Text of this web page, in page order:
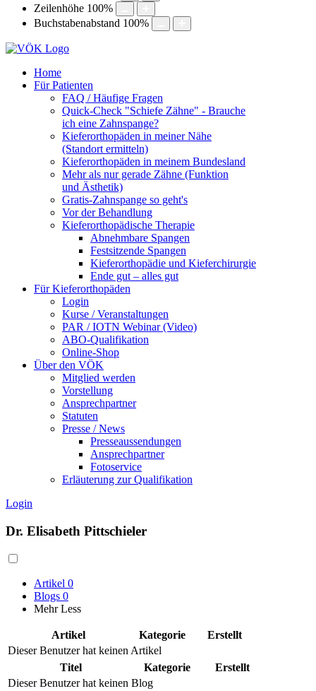
Zeilenhöhe 100%
Buchstabenabstand 100%
Home
Für Patienten
FAQ / Häufige Fragen
Quick-Check "Schiefe Zähne" - Brauche
ich eine Zahnspange?
Kieferorthopäden in meiner Nähe
(Standort ermitteln)
Kieferorthopäden in meinem Bundesland
Mehr als nur gerade Zähne (Funktion
und Ästhetik)
Gratis-Zahnspange so geht's
Vor der Behandlung
Kieferorthopädische Therapie
Abnehmbare Spangen
Festsitzende Spangen
Kieferorthopädie und Kieferchirurgie
Ende gut – alles gut
Für Kieferorthopäden
Login
Kurse / Veranstaltungen
PAR / IOTN Webinar (Video)
ABO-Qualifikation
Online-Shop
Über den VÖK
Mitglied werden
Vorstellung
Ansprechpartner
Statuten
Presse / News
Presseaussendungen
Ansprechpartner
Fotoservice
Erläuterung zur Qualifikation
Login
Dr. Elisabeth Pittschieler
Artikel 0
Blogs 0
Mehr Less
Artikel Kategorie
Erstellt
Dieser Benutzer hat keinen Artikel
Titel
Kategorie
Erstellt
Dieser Benutzer hat keinen Blog